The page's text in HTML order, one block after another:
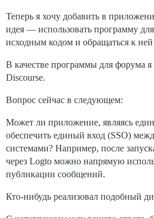
Теперь я хочу добавить в
идея — использовать программу
исходным кодом и обращаться к ней
В качестве программы для форума
Discourse.
Вопрос сейчас в следующем:
Может ли приложение, являясь
обеспечить единый вход (SSO)
системами? Например, после
через Logto можно напрямую
публикации сообщений.
Кто-нибудь реализовал подобный